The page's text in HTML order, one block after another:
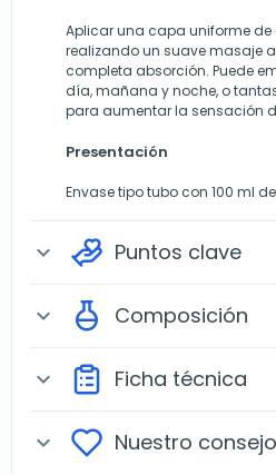
Aplicar una capa uniforme de
realizando un suave masaje
completa absorción. Puede
día, mañana y noche, o
para aumentar la sensación
Presentación
Envase tipo tubo con 100 ml
expand_more Puntos clave
expand_more Composición
expand_more Ficha técnica
expand_more Nuestro